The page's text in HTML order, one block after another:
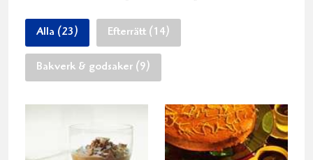
Alla (23) Efterrätt (14)
Bakverk & godsaker (9)